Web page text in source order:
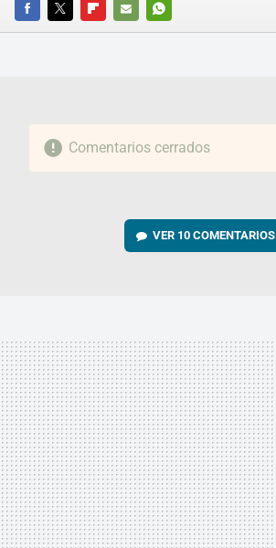
FACEBOOKTWITTERFLIPBOARD
E-
WHATSAPP
Comentarios cerrados
VER 10 COMENTARIOS